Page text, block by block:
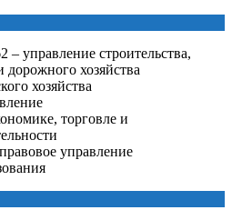
– управление строительства,
хозяйства
хозяйства
торговле и
управление